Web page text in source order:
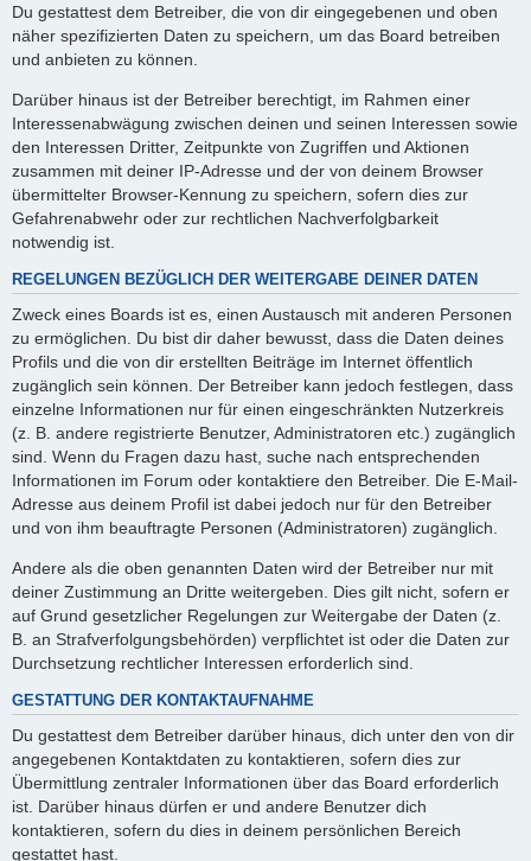
Du gestattest dem Betreiber, die von dir eingegebenen und oben
näher spezifizierten Daten zu speichern, um das Board betreiben
und anbieten zu können.
Darüber hinaus ist der Betreiber berechtigt, im Rahmen einer
Interessenabwägung zwischen deinen und seinen Interessen sowie
den Interessen Dritter, Zeitpunkte von Zugriffen und Aktionen
zusammen mit deiner IP-Adresse und der von deinem Browser
übermittelter Browser-Kennung zu speichern, sofern dies zur
Gefahrenabwehr oder zur rechtlichen Nachverfolgbarkeit
notwendig ist.
REGELUNGEN BEZÜGLICH DER WEITERGABE DEINER DATEN
Zweck eines Boards ist es, einen Austausch mit anderen Personen
zu ermöglichen. Du bist dir daher bewusst, dass die Daten deines
Profils und die von dir erstellten Beiträge im Internet öffentlich
zugänglich sein können. Der Betreiber kann jedoch festlegen, dass
einzelne Informationen nur für einen eingeschränkten Nutzerkreis
(z. B. andere registrierte Benutzer, Administratoren etc.) zugänglich
sind. Wenn du Fragen dazu hast, suche nach entsprechenden
Informationen im Forum oder kontaktiere den Betreiber. Die E-Mail-
Adresse aus deinem Profil ist dabei jedoch nur für den Betreiber
und von ihm beauftragte Personen (Administratoren) zugänglich.
Andere als die oben genannten Daten wird der Betreiber nur mit
deiner Zustimmung an Dritte weitergeben. Dies gilt nicht, sofern er
auf Grund gesetzlicher Regelungen zur Weitergabe der Daten (z.
B. an Strafverfolgungsbehörden) verpflichtet ist oder die Daten zur
Durchsetzung rechtlicher Interessen erforderlich sind.
GESTATTUNG DER KONTAKTAUFNAHME
Du gestattest dem Betreiber darüber hinaus, dich unter den von dir
angegebenen Kontaktdaten zu kontaktieren, sofern dies zur
Übermittlung zentraler Informationen über das Board erforderlich
ist. Darüber hinaus dürfen er und andere Benutzer dich
kontaktieren, sofern du dies in deinem persönlichen Bereich
gestattet hast.